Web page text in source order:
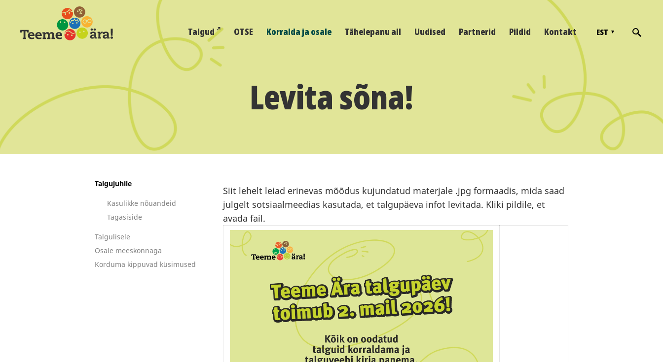
Talgud OTSE Korralda ja osale Tähelepanu all Uudised Partnerid Pildid Kontakt EST
Levita sõna!
Talgujuhile
Kasulikke nõuandeid
Tagasiside
Talgulisele
Osale meeskonnaga
Korduma kippuvad küsimused
Siit lehelt leiad erinevas mõõdus kujundatud materjale .jpg formaadis, mida saad
julgelt sotsiaalmeedias kasutada, et talgupäeva infot levitada. Kliki pildile, et
avada fail.